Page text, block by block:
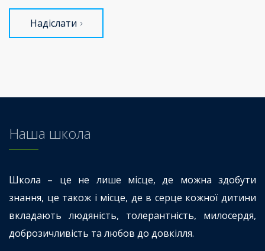
Надіслати
Наша школа
Школа – це не лише місце, де можна здобути
знання, це також і місце, де в серце кожної дитини
вкладають людяність, толерантність, милосердя,
доброзичливість та любов до довкілля.